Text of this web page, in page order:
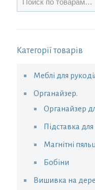
Категорії товарів
Меблі для
Органайзер.
Органайзер
Підставка
Магнітні
Бобіни
Вишивка на